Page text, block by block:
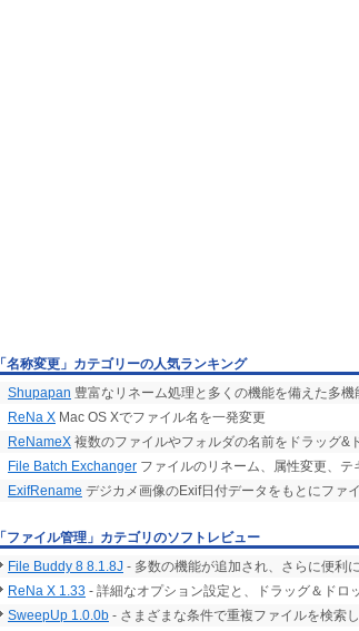
「名称変更」カテゴリーの人気ランキング
Shupapan 豊富なリネーム処理と多くの機能を備えた多機
ReNa X Mac OS Xでファイル名を一発変更
ReNameX 複数のファイルやフォルダの名前をドラッグ&
File Batch Exchanger ファイルのリネーム、属性変更、
ExifRename デジカメ画像のExif日付データをもとにファ
「ファイル管理」カテゴリのソフトレビュー
File Buddy 8 8.1.8J - 多数の機能が追加され、さらに便利
ReNa X 1.33 - 詳細なオプション設定と、ドラッグ＆ドロ
SweepUp 1.0.0b - さまざまな条件で重複ファイルを検索